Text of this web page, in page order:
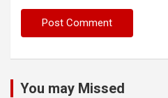
You may Missed